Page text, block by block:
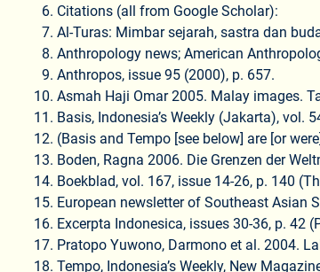
Citations (all from Google Scholar):
Al-Turas: Mimbar sejarah, sastra dan
Anthropology news; American
Anthropos, issue 95 (2000), p. 657.
Asmah Haji Omar 2005. Malay images.
Basis, Indonesia’s Weekly (Jakarta), vol.
(Basis and Tempo [see below] are [or
Boden, Ragna 2006. Die Grenzen der
Boekblad, vol. 167, issue 14-26, p. 140
European newsletter of Southeast Asian
Excerpta Indonesica, issues 30-36, p. 42
Pratopo Yuwono, Darmono et al. 2004.
Tempo, Indonesia’s Weekly, New